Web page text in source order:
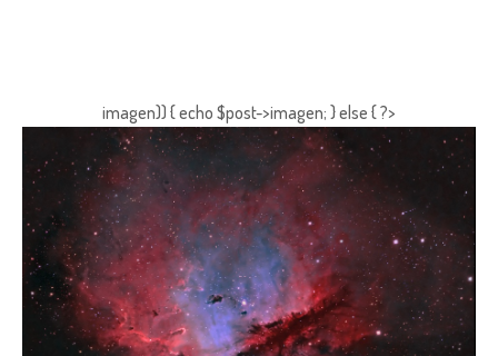
imagen)) { echo $post->imagen; } else { ?>